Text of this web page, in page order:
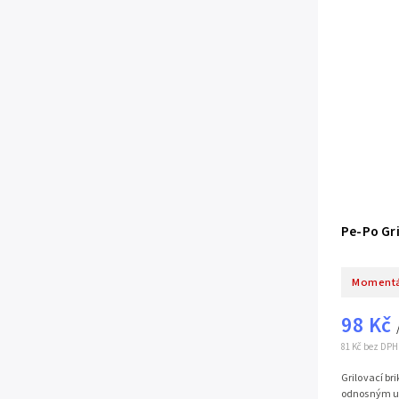
Pe-Po
81 Kč bez DPH
98 Kč
Grilovací
odnosným